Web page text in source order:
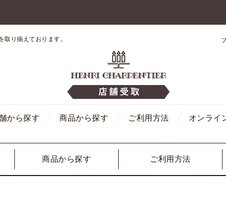
り揃えております。
から探す 商品から探す ご利用方法 オンライ
商品から探す ご利用方法